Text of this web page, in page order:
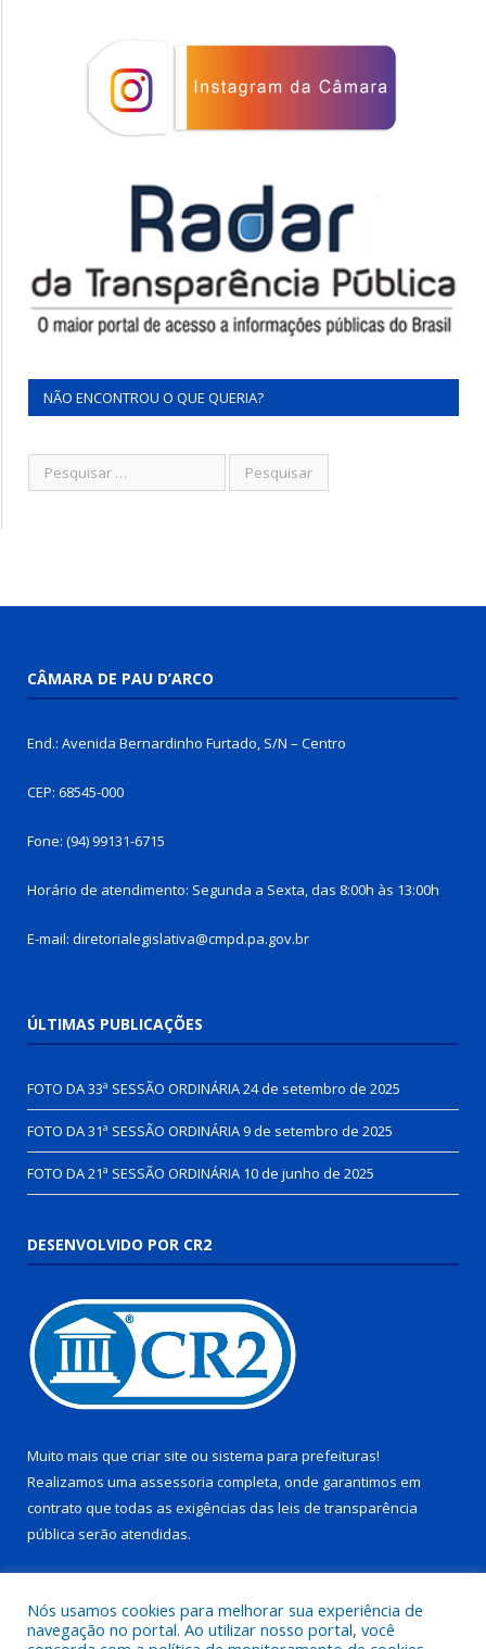
NÃO ENCONTROU O QUE QUERIA?
CÂMARA DE PAU D’ARCO
End.: Avenida Bernardinho Furtado, S/N – Centro
CEP: 68545-000
Fone: (94) 99131-6715
Horário de atendimento: Segunda a Sexta, das 8:00h às 13:00h
E-mail: diretorialegislativa@cmpd.pa.gov.br
ÚLTIMAS PUBLICAÇÕES
FOTO DA 33ª SESSÃO ORDINÁRIA24 de setembro de 2025
FOTO DA 31ª SESSÃO ORDINÁRIA9 de setembro de 2025
FOTO DA 21ª SESSÃO ORDINÁRIA 10 de junho de 2025
DESENVOLVIDO POR CR2
Muito mais que criar site ou sistema para prefeituras!
Realizamos uma assessoria completa, onde garantimos em
contrato que todas as exigências das leis de transparência
pública serão atendidas.
Nós usamos cookies para melhorar sua experiência de
navegação no portal. Ao utilizar nosso portal, você